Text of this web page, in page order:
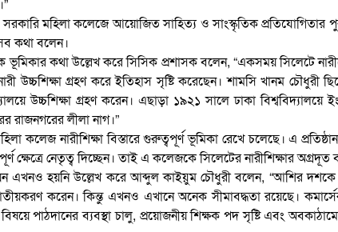
মহিলা কলেজে আয়োজিত সাহিত্য ও সাংস্কৃতিক প্রতিযোগিতার
কথা বলেন।
ভূমিকার কথা উল্লেখ করে সিসিক প্রশাসক বলেন, “একসময় সিলেটে
উচ্চশিক্ষা গ্রহণ করে ইতিহাস সৃষ্টি করেছেন। শামসি খানম চৌধুরী
উচ্চশিক্ষা গ্রহণ করেন। এছাড়া ১৯২১ সালে ঢাকা বিশ্ববিদ্যালয়ে
রাজনগরের লীলা নাগ।”
কলেজ নারীশিক্ষা বিস্তারে গুরুত্বপূর্ণ ভূমিকা রেখে চলেছে। এ
ক্ষেত্রে নেতৃত্ব দিচ্ছেন। তাই এ কলেজকে সিলেটের নারীশিক্ষার অগ্রদূত
এখনও হয়নি উল্লেখ করে আব্দুল কাইয়ুম চৌধুরী বলেন, “আশির দশকে
করেন। কিন্তু এখনও এখানে অনেক সীমাবদ্ধতা রয়েছে।
পাঠদানের ব্যবস্থা চালু, প্রয়োজনীয় শিক্ষক পদ সৃষ্টি এবং